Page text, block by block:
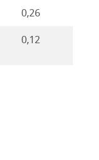
0,26
0,12